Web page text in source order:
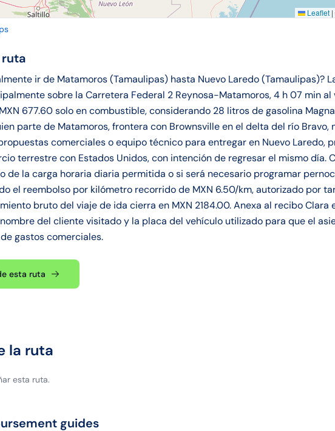
Leaflet |
ruta
ir de Matamoros (Tamaulipas) hasta Nuevo Laredo (Tamaulipas)?
sobre la Carretera Federal 2 Reynosa-Matamoros, 4 h 07 min al
677.60 solo en combustible, considerando 28 litros de gasolina
parte de Matamoros, frontera con Brownsville en el delta del río Bravo,
comerciales o equipo técnico para entregar en Nuevo Laredo,
terrestre con Estados Unidos, con intención de regresar el mismo día.
de la carga horaria diaria permitida o si será necesario programar
el reembolso por kilómetro recorrido de MXN 6.50/km, autorizado por
bruto del viaje de ida cierra en MXN 2184.00. Anexa al recibo Clara
del cliente visitado y la placa del vehículo utilizado para que el
gastos comerciales.
esta ruta
la ruta
esta ruta.
guides